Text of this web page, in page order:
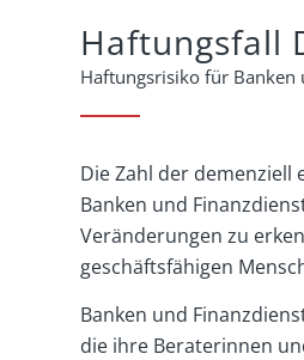
Haftungsfall
Haftungsrisiko für
Die Zahl der demenziell
Banken und
Veränderungen zu
geschäftsfähigen
Banken und
die ihre Beraterinnen